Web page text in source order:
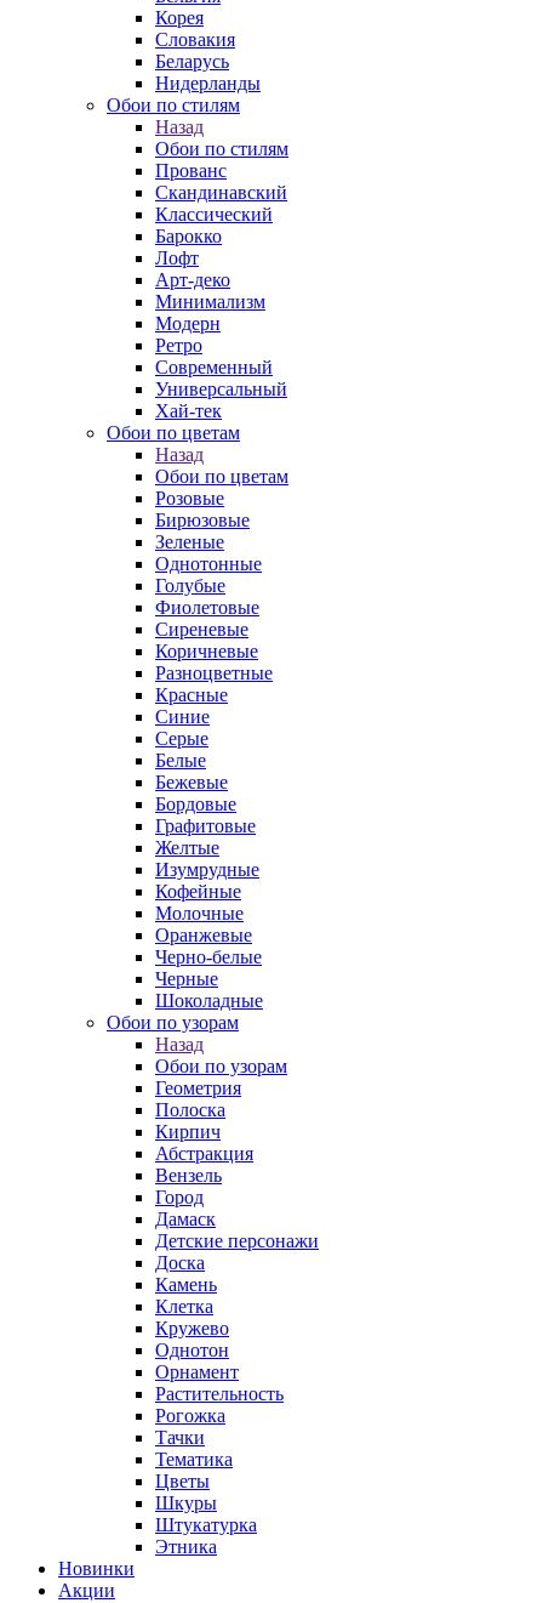
Корея
Словакия
Беларусь
Нидерланды
Обои по стилям
Назад
Обои по стилям
Прованс
Скандинавский
Классический
Барокко
Лофт
Арт-деко
Минимализм
Модерн
Ретро
Современный
Универсальный
Хай-тек
Обои по цветам
Назад
Обои по цветам
Розовые
Бирюзовые
Зеленые
Однотонные
Голубые
Фиолетовые
Сиреневые
Коричневые
Разноцветные
Красные
Синие
Серые
Белые
Бежевые
Бордовые
Графитовые
Желтые
Изумрудные
Кофейные
Молочные
Оранжевые
Черно-белые
Черные
Шоколадные
Обои по узорам
Назад
Обои по узорам
Геометрия
Полоска
Кирпич
Абстракция
Вензель
Город
Дамаск
Детские персонажи
Доска
Камень
Клетка
Кружево
Однотон
Орнамент
Растительность
Рогожка
Тачки
Тематика
Цветы
Шкуры
Штукатурка
Этника
Новинки
Акции